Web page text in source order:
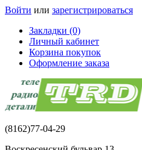
Войти или зарегистрироваться
Закладки (0)
Личный кабинет
Корзина покупок
Оформление заказа
(8162)77-04-29